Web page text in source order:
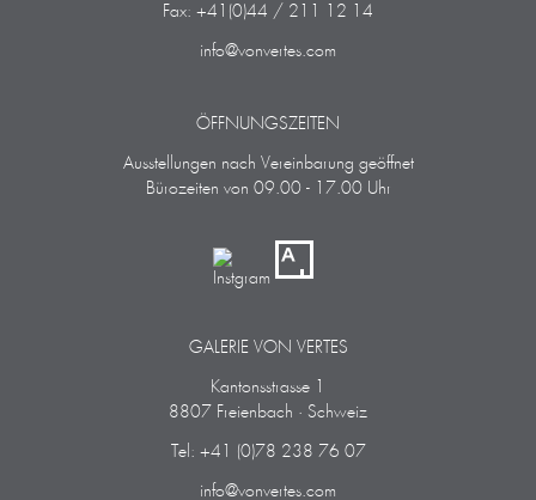
Fax: +41(0)44 / 211 12 14
info@vonvertes.com
ÖFFNUNGSZEITEN
Ausstellungen nach Vereinbarung geöffnet
Bürozeiten von 09.00 - 17.00 Uhr
GALERIE VON VERTES
Kantonsstrasse 1
8807 Freienbach · Schweiz
Tel: +41 (0)78 238 76 07
info@vonvertes.com